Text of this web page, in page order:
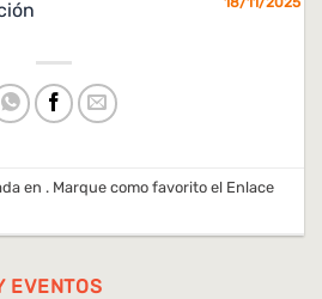
EVENTOS
en . Marque como favorito el Enlace